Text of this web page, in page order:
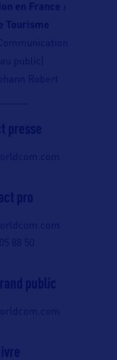
en France :
Tourisme
public)
Robert
presse
pro
88 50
public